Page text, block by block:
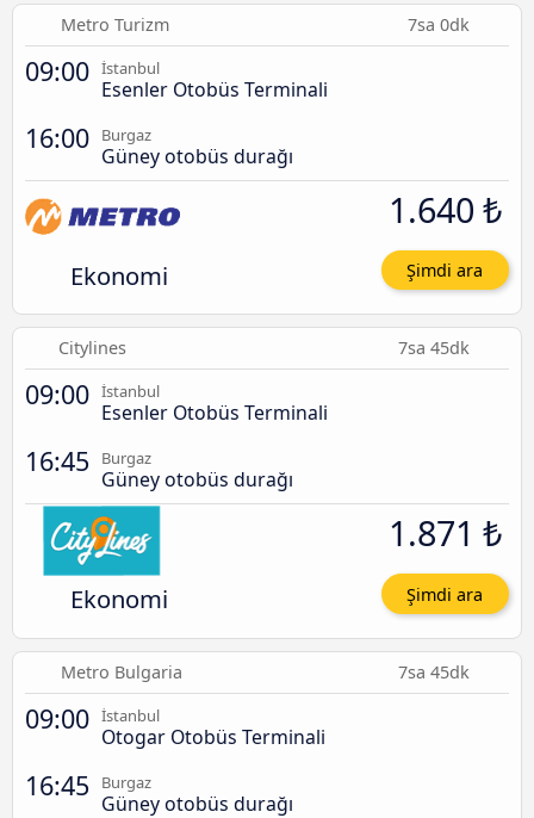
Metro Turizm 7sa 0dk
09:00 İstanbul
Esenler Otobüs Terminali
16:00 Burgaz
Güney otobüs durağı
Ekonomi
1.640 ₺
Şimdi ara
Citylines 7sa 45dk
09:00 İstanbul
Esenler Otobüs Terminali
16:45 Burgaz
Güney otobüs durağı
Ekonomi
1.871 ₺
Şimdi ara
Metro Bulgaria 7sa 45dk
09:00 İstanbul
Otogar Otobüs Terminali
16:45 Burgaz
Güney otobüs durağı